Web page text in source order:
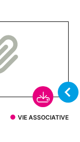
VIE ASSOCIATIVE